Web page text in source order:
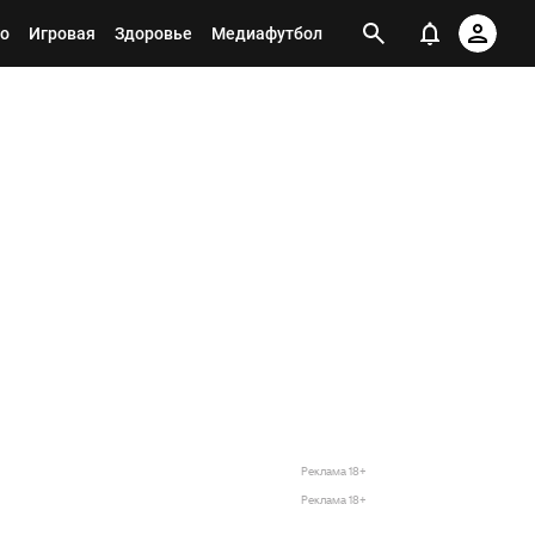
Игровая Здоровье Медиафутбол
Реклама 18+
Реклама 18+